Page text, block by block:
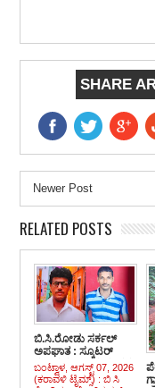
SHARE
Newer Post
RELATED POSTS
ಬಿ.ಸಿ.ರೋಡು ಸರ್ಕಲ್
ಅಪಘಾತ : ಸ್ಕೂಟರ್
ಸವಾರ ಕೂಡಾ ಮೃತ್ಯು ವಶ
ಬಂಟ್ವಾಳ, ಆಗಸ್ಟ್ 07, 2026
(ಕರಾವಳಿ ಟೈಮ್ಸ್) : ಬಿ ಸಿ